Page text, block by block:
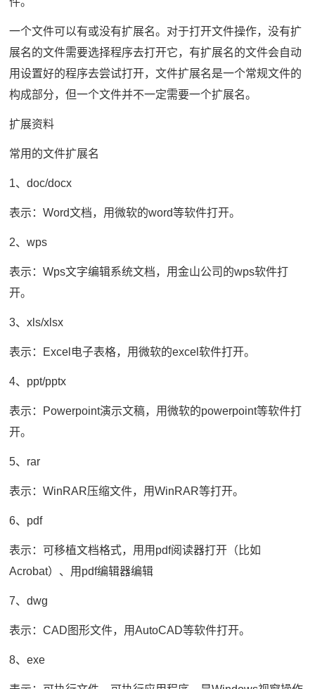
一个文件可以有或没有扩展名。对于打开文件操作，没有扩
展名的文件需要选择程序去打开它，有扩展名的文件会自动
用设置好的程序去尝试打开，文件扩展名是一个常规文件的
构成部分，但一个文件并不一定需要一个扩展名。
扩展资料
常用的文件扩展名
1、doc/docx
表示：Word文档，用微软的word等软件打开。
2、wps
表示：Wps文字编辑系统文档，用金山公司的wps软件打
开。
3、xls/xlsx
表示：Excel电子表格，用微软的excel软件打开。
4、ppt/pptx
表示：Powerpoint演示文稿，用微软的powerpoint等软件打
开。
5、rar
表示：WinRAR压缩文件，用WinRAR等打开。
6、pdf
表示：可移植文档格式，用用pdf阅读器打开（比如
Acrobat）、用pdf编辑器编辑
7、dwg
表示：CAD图形文件，用AutoCAD等软件打开。
8、exe